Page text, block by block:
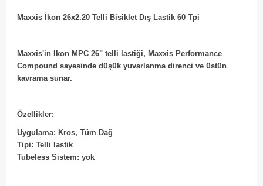
Maxxis İkon 26x2.20 Telli Bisiklet Dış Lastik 60 Tpi
Maxxis'in Ikon MPC 26" telli lastiği, Maxxis Performance
Compound sayesinde düşük yuvarlanma direnci ve üstün
kavrama sunar.
Özellikler:
Uygulama: Kros, Tüm Dağ
Tipi: Telli lastik
Tubeless Sistem: yok